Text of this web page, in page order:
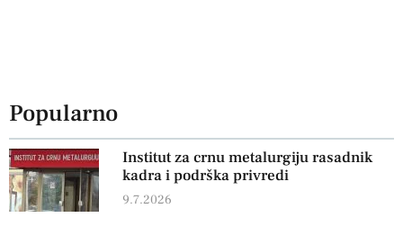
Popularno
Institut za crnu metalurgiju rasadnik
kadra i podrška privredi
9.7.2026